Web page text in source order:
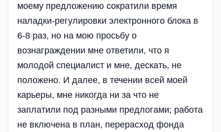
моему предложению сократили время
наладки-регулировки электронного блока в
6-8 раз, но на мою просьбу о
вознаграждении мне ответили, что я
молодой специалист и мне, дескать, не
положено. И далее, в течении всей моей
карьеры, мне никогда ни за что не
заплатили под разными предлогами; работа
не включена в план, перерасход фонда